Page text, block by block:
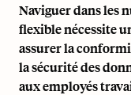
Naviguer dans les
flexible nécessite
assurer la
la sécurité des
aux employés